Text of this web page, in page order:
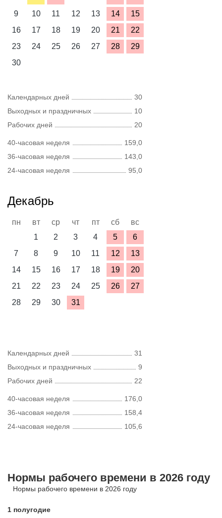
9
10 11 12 13 14
15
16
17 18 19 20 21
22
23
24 25 26 27 28
29
30
Календарных дней
30
Выходных и праздничных
10
Рабочих дней
20
40-часовая неделя
159,0
36-часовая неделя
143,0
24-часовая неделя
95,0
Декабрь
пн вт ср чт пт сб
вс
1
2 3 4 5
6
7
8 9 10 11 12
13
14
15 16 17 18 19
20
21
22 23 24 25 26
27
28
29 30 31
Календарных дней
31
Выходных и праздничных
9
Рабочих дней
22
40-часовая неделя
176,0
36-часовая неделя
158,4
24-часовая неделя
105,6
Нормы рабочего времени в 2026 году
Нормы рабочего времени в 2026 году
1 полугодие